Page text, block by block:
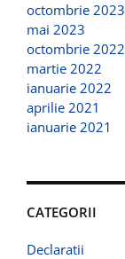
octombrie 2023
mai 2023
octombrie 2022
martie 2022
ianuarie 2022
aprilie 2021
ianuarie 2021
CATEGORII
Declaratii